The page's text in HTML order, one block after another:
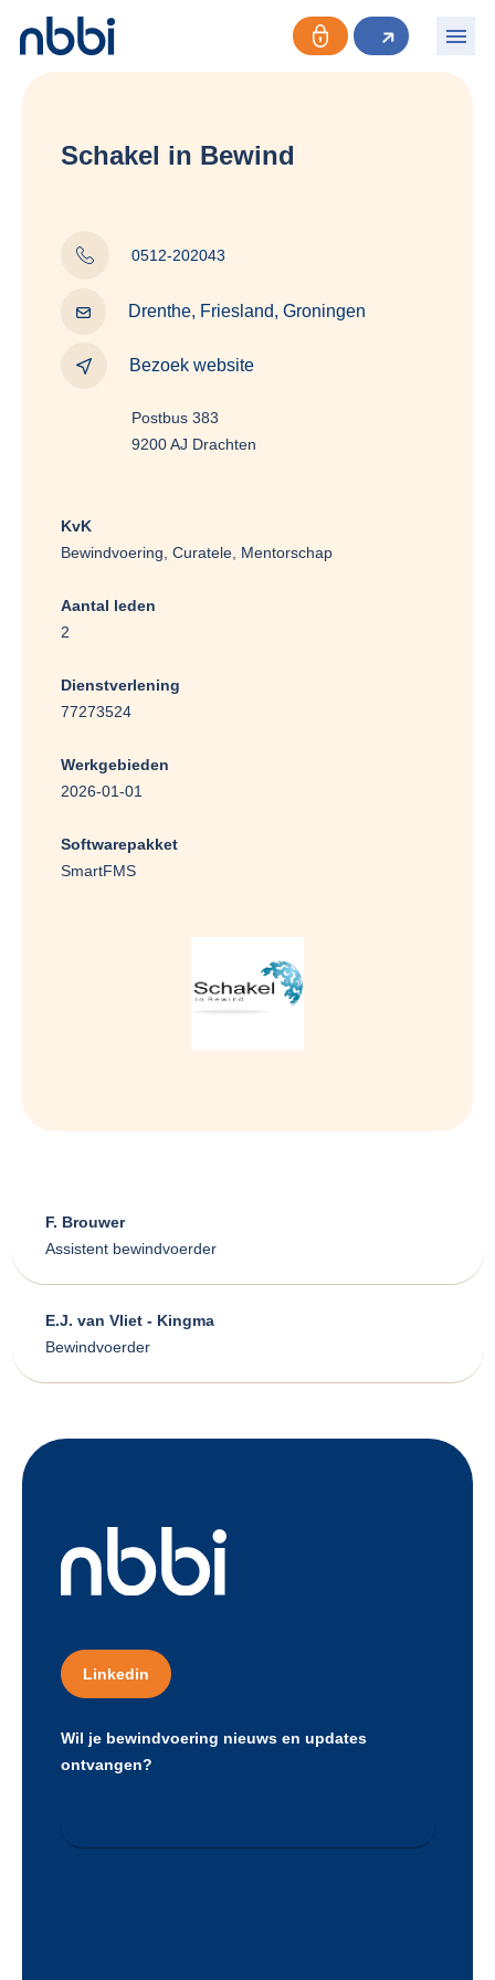
Schakel in Bewind
0512-202043
Drenthe, Friesland, Groningen
Bezoek website
Postbus 383
9200 AJ Drachten
KvK
Bewindvoering, Curatele, Mentorschap
Aantal leden
2
Dienstverlening
77273524
Werkgebieden
2026-01-01
Softwarepakket
SmartFMS
F. Brouwer
Assistent bewindvoerder
E.J. van Vliet - Kingma
Bewindvoerder
Linkedin
Wil je bewindvoering nieuws en updates
ontvangen?